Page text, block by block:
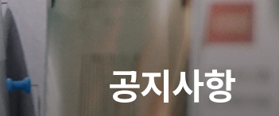
공지사항